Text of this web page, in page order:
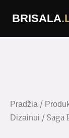
BRISALA
Pradžia /
Dizainui / Saga